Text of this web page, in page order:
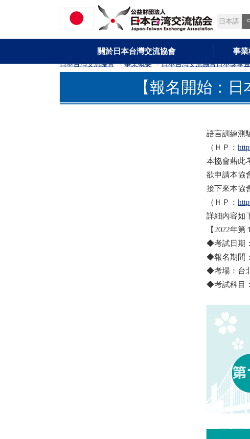
日本語
關於日本台灣交流協會 事
日本台灣交流協會 >
事業概要 >
日本台灣交流協會日本獎學金
【報名開始：
語言訓練測
（ＨＰ：
本協會藉此
欲申請本協
接下來本協
（ＨＰ：
詳細內容如
【2022年第
◆考試日期
◆報名期間
◆考場：台
◆考試科目